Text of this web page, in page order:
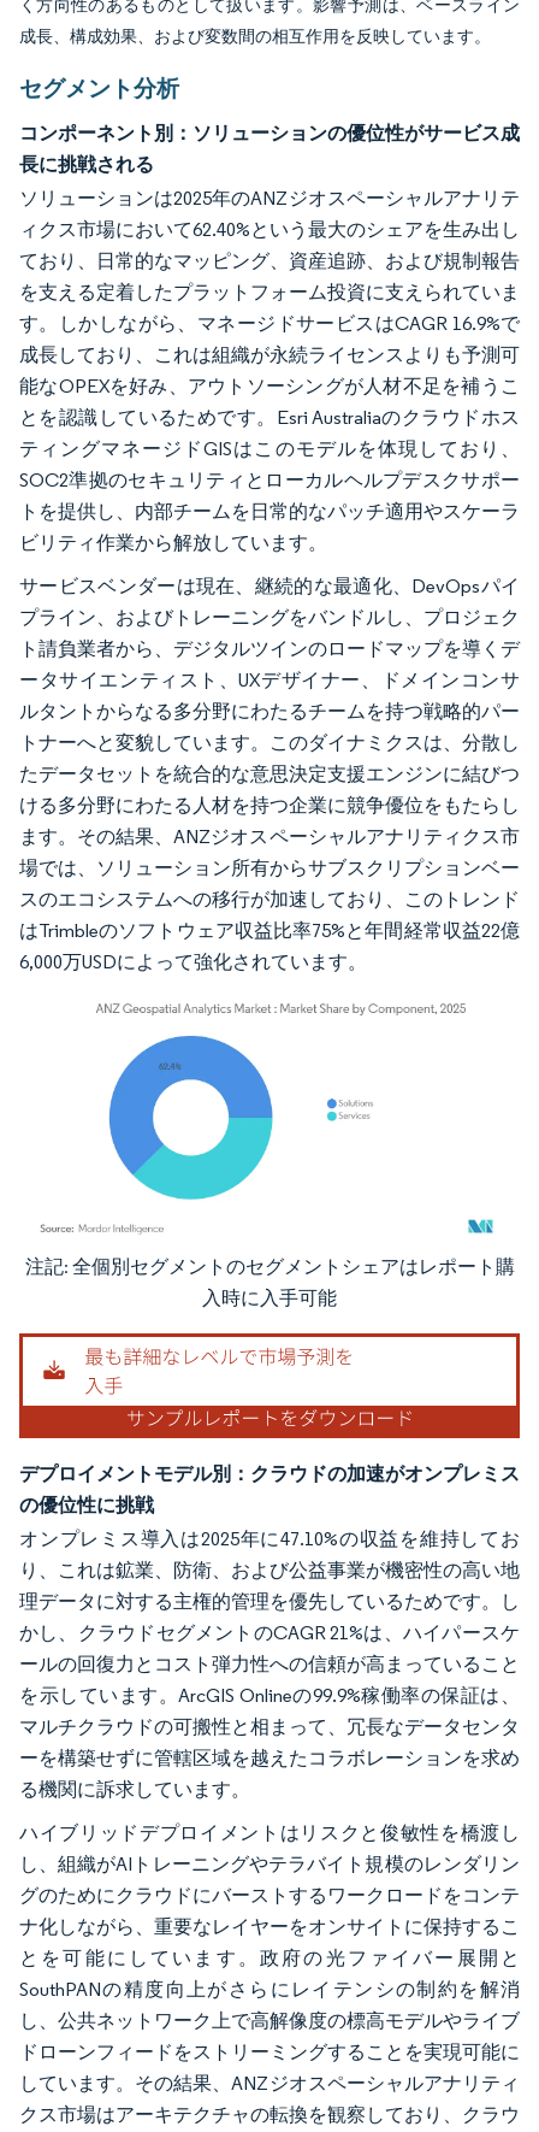
く方向性のあるものとして扱います。影響予測は、ベースライン
成長、構成効果、および変数間の相互作用を反映しています。
セグメント分析
コンポーネント別：ソリューションの優位性がサービス成
長に挑戦される
ソリューションは2025年のANZジオスペーシャルアナリテ
ィクス市場において62.40%という最大のシェアを生み出し
ており、日常的なマッピング、資産追跡、および規制報告
を支える定着したプラットフォーム投資に支えられていま
す。しかしながら、マネージドサービスはCAGR 16.9%で
成長しており、これは組織が永続ライセンスよりも予測可
能なOPEXを好み、アウトソーシングが人材不足を補うこ
とを認識しているためです。Esri Australiaのクラウドホス
ティングマネージドGISはこのモデルを体現しており、
SOC2準拠のセキュリティとローカルヘルプデスクサポー
トを提供し、内部チームを日常的なパッチ適用やスケーラ
ビリティ作業から解放しています。
サービスベンダーは現在、継続的な最適化、DevOpsパイ
プライン、およびトレーニングをバンドルし、プロジェク
ト請負業者から、デジタルツインのロードマップを導くデ
ータサイエンティスト、UXデザイナー、ドメインコンサ
ルタントからなる多分野にわたるチームを持つ戦略的パー
トナーへと変貌しています。このダイナミクスは、分散し
たデータセットを統合的な意思決定支援エンジンに結びつ
ける多分野にわたる人材を持つ企業に競争優位をもたらし
ます。その結果、ANZジオスペーシャルアナリティクス市
場では、ソリューション所有からサブスクリプションベー
スのエコシステムへの移行が加速しており、このトレンド
はTrimbleのソフトウェア収益比率75%と年間経常収益22億
6,000万USDによって強化されています。
画像 © Mordor Intelligence。再利用にはCC BY 4.0の表示が必要です。
注記: 全個別セグメントのセグメントシェアはレポート購
入時に入手可能
デプロイメントモデル別：クラウドの加速がオンプレミス
の優位性に挑戦
オンプレミス導入は2025年に47.10%の収益を維持してお
り、これは鉱業、防衛、および公益事業が機密性の高い地
理データに対する主権的管理を優先しているためです。し
かし、クラウドセグメントのCAGR 21%は、ハイパースケ
ールの回復力とコスト弾力性への信頼が高まっていること
を示しています。ArcGIS Onlineの99.9%稼働率の保証は、
マルチクラウドの可搬性と相まって、冗長なデータセンタ
ーを構築せずに管轄区域を越えたコラボレーションを求め
る機関に訴求しています。
ハイブリッドデプロイメントはリスクと俊敏性を橋渡し
し、組織がAIトレーニングやテラバイト規模のレンダリン
グのためにクラウドにバーストするワークロードをコンテ
ナ化しながら、重要なレイヤーをオンサイトに保持するこ
とを可能にしています。政府の光ファイバー展開と
SouthPANの精度向上がさらにレイテンシの制約を解消
し、公共ネットワーク上で高解像度の標高モデルやライブ
ドローンフィードをストリーミングすることを実現可能に
しています。その結果、ANZジオスペーシャルアナリティ
クス市場はアーキテクチャの転換を観察しており、クラウ